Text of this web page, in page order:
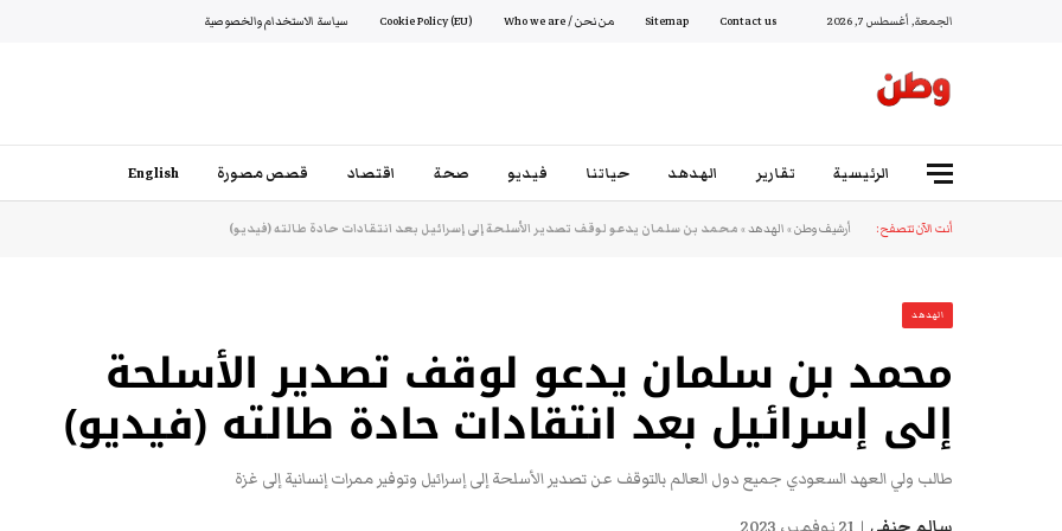
الجمعة, أغسطس 7, 2026 Contact us
Sitemap من نحن / Who we are Cookie Policy (EU) سياسة الاستخدام والخصوصية
الرئيسية تقارير الهدهد حياتنا فيديو صحة اقتصاد قصص مصورة English
أنت الآن تتصفح: أرشيف وطن»الهدهد»محمد بن سلمان يدعو لوقف تصدير الأسلحة إلى إسرائيل بعد انتقادات حادة طالته (فيديو)
الهدهد
محمد بن سلمان يدعو لوقف تصدير الأسلحة
إلى إسرائيل بعد انتقادات حادة طالته (فيديو)
طالب ولي العهد السعودي جميع دول العالم بالتوقف عن تصدير الأسلحة إلى إسرائيل وتوفير ممرات إنسانية إلى غزة